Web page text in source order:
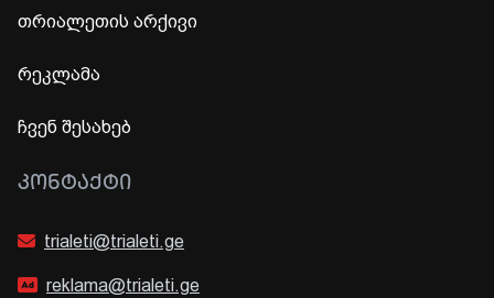
თრიალეთის არქივი
რეკლამა
ჩვენ შესახებ
ᲙᲝᲜᲢᲐᲥᲢᲘ
trialeti@trialeti.ge
reklama@trialeti.ge